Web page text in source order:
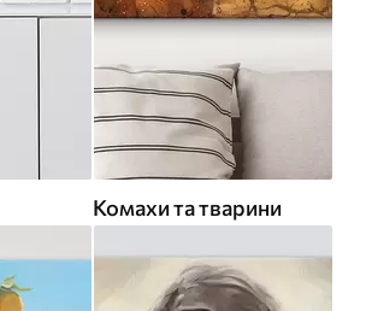
Комахи та тварини